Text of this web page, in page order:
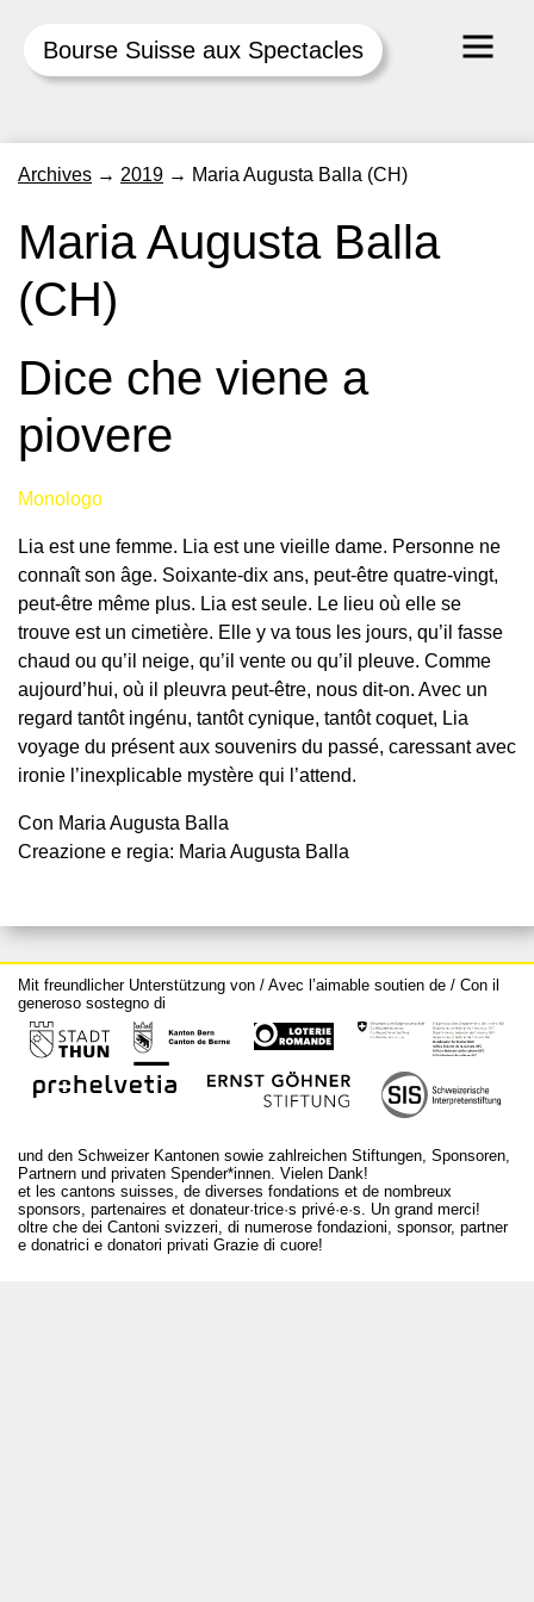
Bourse Suisse aux Spectacles
Archives → 2019 → Maria Augusta Balla (CH)
Maria Augusta Balla
(CH)
Dice che viene a
piovere
Monologo
Lia est une femme. Lia est une vieille dame. Personne ne
connaît son âge. Soixante-dix ans, peut-être quatre-vingt,
peut-être même plus. Lia est seule. Le lieu où elle se
trouve est un cimetière. Elle y va tous les jours, qu’il fasse
chaud ou qu’il neige, qu’il vente ou qu’il pleuve. Comme
aujourd’hui, où il pleuvra peut-être, nous dit-on. Avec un
regard tantôt ingénu, tantôt cynique, tantôt coquet, Lia
voyage du présent aux souvenirs du passé, caressant avec
ironie l’inexplicable mystère qui l’attend.
Con Maria Augusta Balla
Creazione e regia: Maria Augusta Balla
Mit freundlicher Unterstützung von / Avec l’aimable soutien de / Con il
generoso sostegno di
und den Schweizer Kantonen sowie zahlreichen Stiftungen, Sponsoren,
Partnern und privaten Spender*innen. Vielen Dank!
et les cantons suisses, de diverses fondations et de nombreux
sponsors, partenaires et donateur·trice·s privé·e·s. Un grand merci!
oltre che dei Cantoni svizzeri, di numerose fondazioni, sponsor, partner
e donatrici e donatori privati Grazie di cuore!